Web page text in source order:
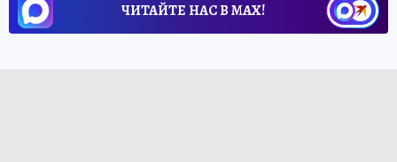
ЧИТАЙТЕ НАС В МАХ!